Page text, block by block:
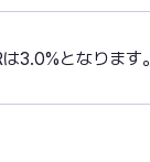
3.0%となります。